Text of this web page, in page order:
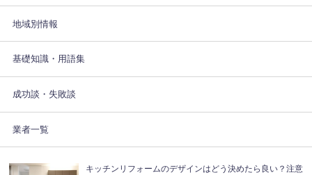
地域別情報
基礎知識・用語集
成功談・失敗談
業者一覧
キッチンリフォームのデザインはどう決めたら良い？注意